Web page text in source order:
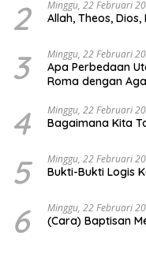
2 Minggu, 22 Februari
Allah, Theos, Dios,
3 Minggu, 22 Februari
Apa Perbedaan
Roma dengan
4 Minggu, 22 Februari
Bagaimana Kita
5 Minggu, 22 Februari
Bukti-Bukti Logis
6 Minggu, 22 Februari
(Cara) Baptisan